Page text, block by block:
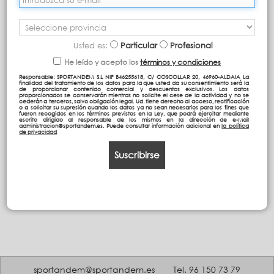
Usted es: Particular Profesional
He leído y acepto los términos y condiciones
Responsable: SPORTANDEM S.L NIF B46255618, C/ COSCOLLAR 20, 46960-ALDAIA La
finalidad del tratamiento de los datos para la que usted da su consentimiento será la
de proporcionar contenido comercial y descuentos exclusivos. Los datos
proporcionados se conservarán mientras no solicite el cese de la actividad y no se
cederán a terceros, salvo obligación legal. Ud. tiene derecho al acceso, rectificación
o a solicitar su supresión cuando los datos ya no sean necesarios para los fines que
fueron recogidos en los términos previstos en la Ley, que podrá ejercitar mediante
escrito dirigido al responsable de los mismos en la dirección de e-Mail
administracion@sportandem.es. Puede consultar información adicional enla política
de privacidad
Suscribirse
Colección con un estampado en degradados de tonos rosas y
verdes contrastado con tonos morados.
sportandem@sportandem.es Tel. 96 150 73 79